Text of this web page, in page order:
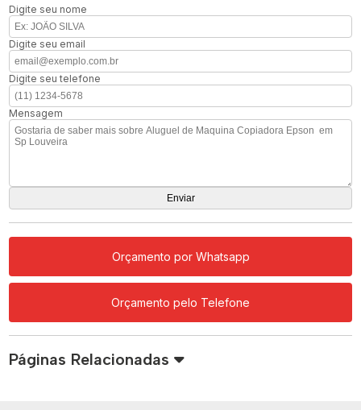
Digite seu nome
Digite seu email
Digite seu telefone
Mensagem
Orçamento por Whatsapp
Orçamento pelo Telefone
Páginas Relacionadas